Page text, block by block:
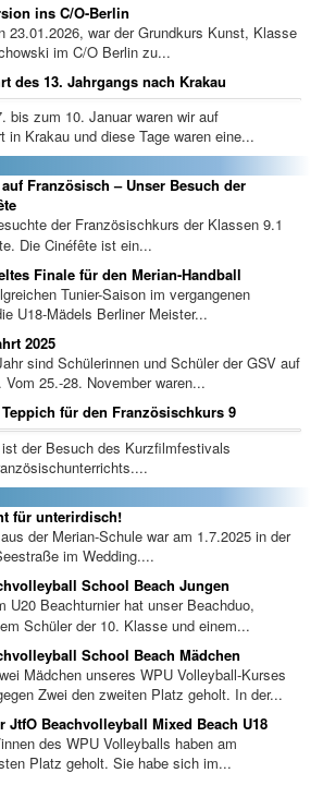
ins C/O-Berlin
23.01.2026, war der Grundkurs Kunst, Klasse
im C/O Berlin zu...
des 13. Jahrgangs nach Krakau
bis zum 10. Januar waren wir auf
in Krakau und diese Tage waren eine...
Französisch – Unser Besuch der
der Französischkurs der Klassen 9.1
Die Cinéfête ist ein...
Finale für den Merian-Handball
Tunier-Saison im vergangenen
U18-Mädels Berliner Meister...
2025
sind Schülerinnen und Schüler der GSV auf
Vom 25.-28. November waren...
Teppich für den Französischkurs 9
der Besuch des Kurzfilmfestivals
für unterirdisch!
der Merian-Schule war am 1.7.2025 in der
im Wedding....
School Beach Jungen
U20 Beachturnier hat unser Beachduo,
Schüler der 10. Klasse und einem...
School Beach Mädchen
Mädchen unseres WPU Volleyball-Kurses
Zwei den zweiten Platz geholt. In der...
JtfO Beachvolleyball Mixed Beach U18
des WPU Volleyballs haben am
Platz geholt. Sie habe sich im...